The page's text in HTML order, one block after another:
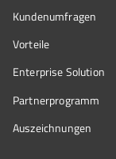
Kundenumfragen
Vorteile
Enterprise Solution
Partnerprogramm
Auszeichnungen